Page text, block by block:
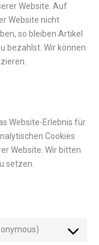
Website. Auf
Website nicht
so bleiben Artikel
bezahlst. Wir können
Website-Erlebnis für
Cookies
Website. Wir bitten
setzen.